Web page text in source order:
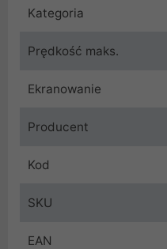
Kategoria
Prędkość maks.
Ekranowanie
Producent
Kod
SKU
EAN